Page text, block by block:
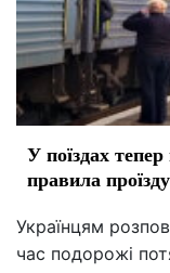
У поїздах
правила
Українцям
час подорожі